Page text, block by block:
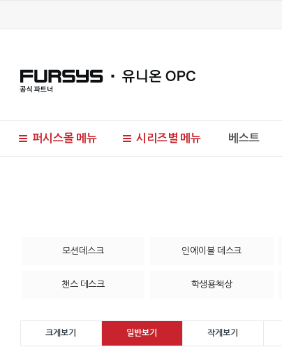
퍼시스몰 메뉴 시리즈별 메뉴 베스트
모션데스크 인에이블 데스크
챈스 데스크 학생용책상
크게보기 일반보기 작게보기